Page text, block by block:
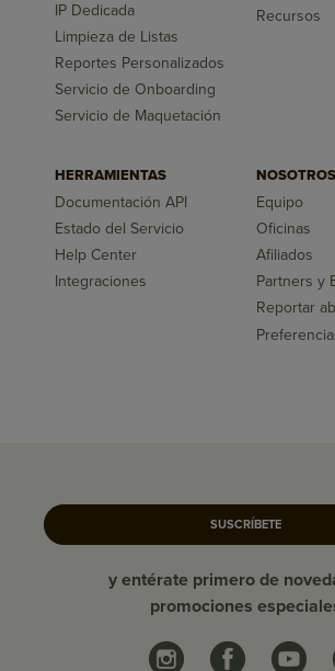
IP Dedicada
Limpieza de Listas
Reportes Personalizados
Servicio de Onboarding
Servicio de Maquetación
Recursos
HERRAMIENTAS
Documentación API
Estado del Servicio
Help Center
Integraciones
NOSOTROS
Equipo
Oficinas
Afiliados
Partners y
Reportar
SUSCRÍBETE
y entérate primero de
promociones